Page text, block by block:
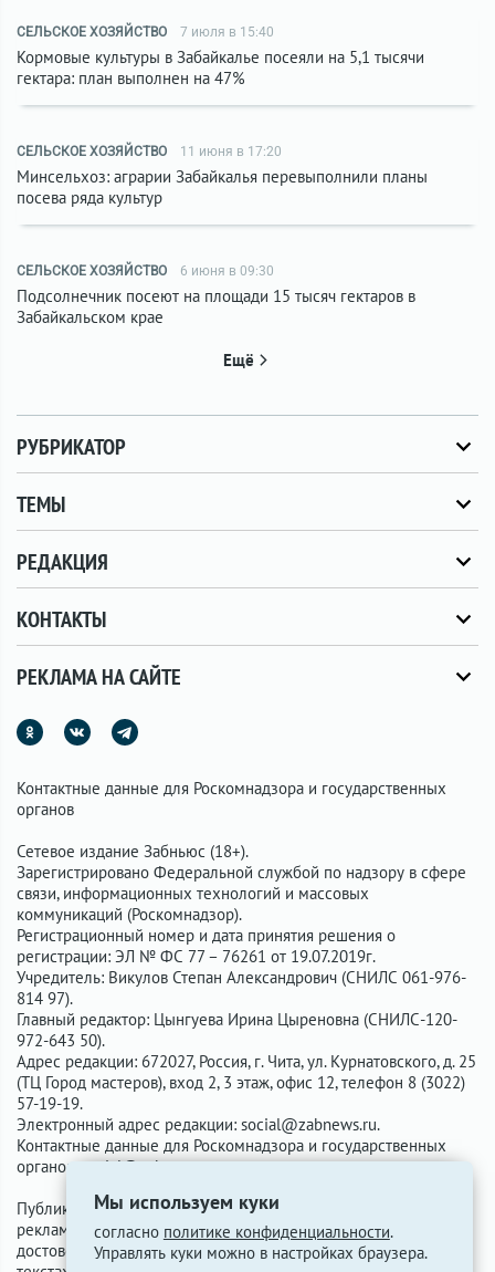
Мы используем куки
согласно политике конфиденциальности.
Управлять куки можно в настройках браузера.
СЕЛЬСКОЕ ХОЗЯЙСТВО 7 июля в 15:40
Кормовые культуры в Забайкалье посеяли на 5,1 тысячи
гектара: план выполнен на 47%
СЕЛЬСКОЕ ХОЗЯЙСТВО 11 июня в 17:20
Минсельхоз: аграрии Забайкалья перевыполнили планы
посева ряда культур
СЕЛЬСКОЕ ХОЗЯЙСТВО 6 июня в 09:30
Подсолнечник посеют на площади 15 тысяч гектаров в
Забайкальском крае
Ещё
РУБРИКАТОР
ТЕМЫ
РЕДАКЦИЯ
КОНТАКТЫ
РЕКЛАМА НА САЙТЕ
Контактные данные для Роскомнадзора и государственных
органов
Сетевое издание Забньюс (18+).
Зарегистрировано Федеральной службой по надзору в сфере
связи, информационных технологий и массовых
коммуникаций (Роскомнадзор).
Регистрационный номер и дата принятия решения о
регистрации: ЭЛ № ФС 77 – 76261 от 19.07.2019г.
Учредитель: Викулов Степан Александрович (СНИЛС 061-976-
814 97).
Главный редактор: Цынгуева Ирина Цыреновна (СНИЛС-120-
972-643 50).
Адрес редакции: 672027, Россия, г. Чита, ул. Курнатовского, д. 25
(ТЦ Город мастеров), вход 2, 3 этаж, офис 12, телефон 8 (3022)
57-19-19.
Электронный адрес редакции: social@zabnews.ru.
Контактные данные для Роскомнадзора и государственных
органов:
social@zabnews.ru.
Публикации с пометками «Реклама», «Выборы» оплачены
рекламодателем. Редакция сайта не несёт ответственности за
достоверность информации, содержащейся в рекламных